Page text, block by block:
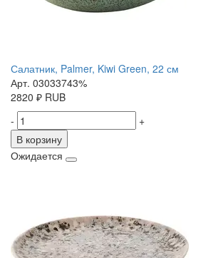
Салатник, Palmer, Kiwi Green, 22 см
Арт. 03033743%
2820 ₽ RUB
-
+
В корзину
Ожидается